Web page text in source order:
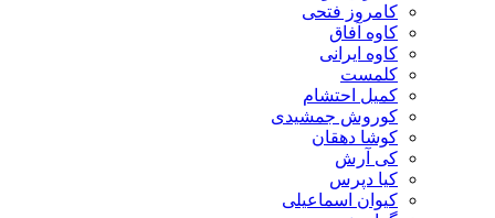
کامروز فتحی
کاوه آفاق
کاوه ایرانی
کلمست
کمیل احتشام
کوروش جمشیدی
کوشا دهقان
کی آرش
کیا دپرس
کیوان اسماعیلی